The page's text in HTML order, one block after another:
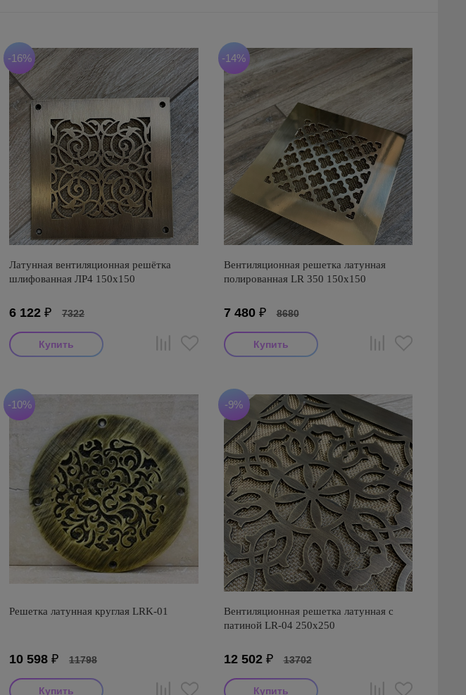
-16%
Латунная вентиляционная решётка
шлифованная ЛР4 150х150
6 122 ₽ 7322
-14%
Вентиляционная решетка латунная
полированная LR 350 150х150
7 480₽ 8680
-10%
Решетка латунная круглая LRK-01
10 598 ₽ 11798
-9%
Вентиляционная решетка латунная с
патиной LR-04 250х250
12 502₽ 13702